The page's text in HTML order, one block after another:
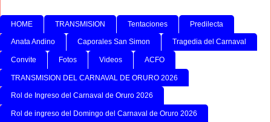
HOME TRANSMISION Tentaciones Predilecta
Anata Andino Caporales San Simon Tragedia del Carnaval
Convite Fotos Videos ACFO
TRANSMISION DEL CARNAVAL DE ORURO 2026
Rol de Ingreso del Carnaval de Oruro 2026
Rol de ingreso del Domingo del Carnaval de Oruro 2026